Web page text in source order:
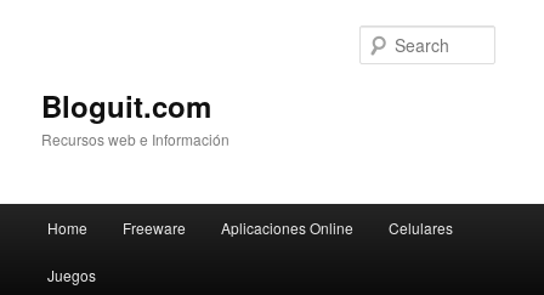
Bloguit.com
Recursos web e Información
Skip
to
Home Freeware Aplicaciones Online Celulares
Juegos